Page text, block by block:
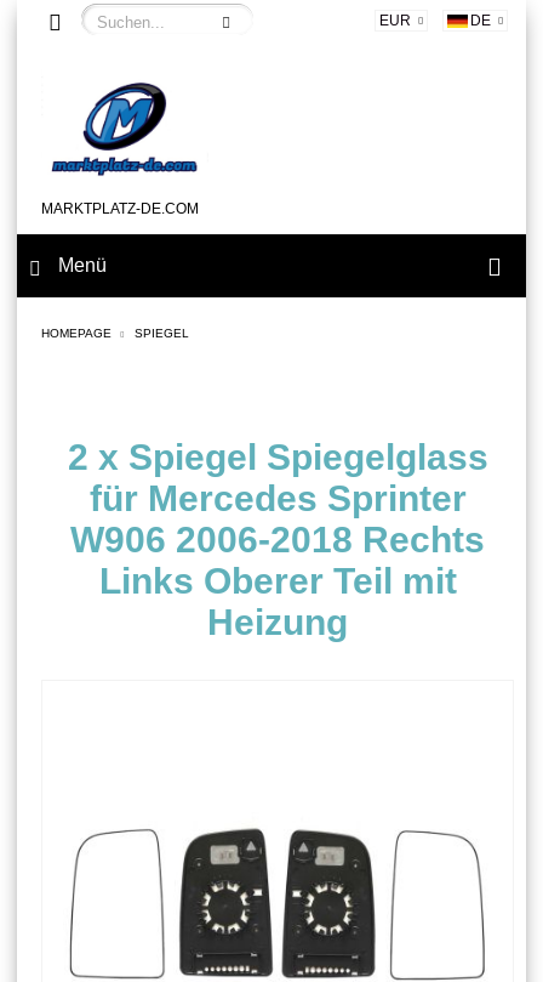
EUR DE
MARKTPLATZ-DE.COM
Menü
HOMEPAGE SPIEGEL
2 x Spiegel Spiegelglass
für Mercedes Sprinter
W906 2006-2018 Rechts
Links Oberer Teil mit
Heizung